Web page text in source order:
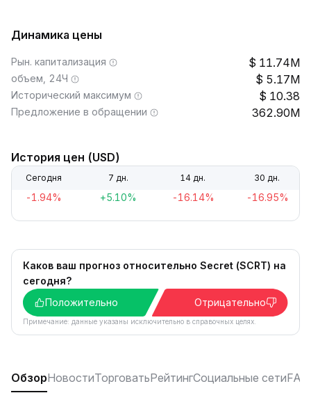
Динамика цены
Рын. капитализация 11.74M
объем, 24Ч 5.17M
Исторический максимум 10.38
Предложение в обращении 362.90M
История цен (USD)
Сегодня 7 дн. 14 дн. 30 дн.
-1.94% +5.10% -16.14% -16.95%
Каков ваш прогноз относительно Secret (SCRT) на
сегодня?
Положительно
Отрицательно
Примечание: данные указаны исключительно в справочных целях.
ОбзорНовостиТорговатьРейтингСоциальные сетиFAQ